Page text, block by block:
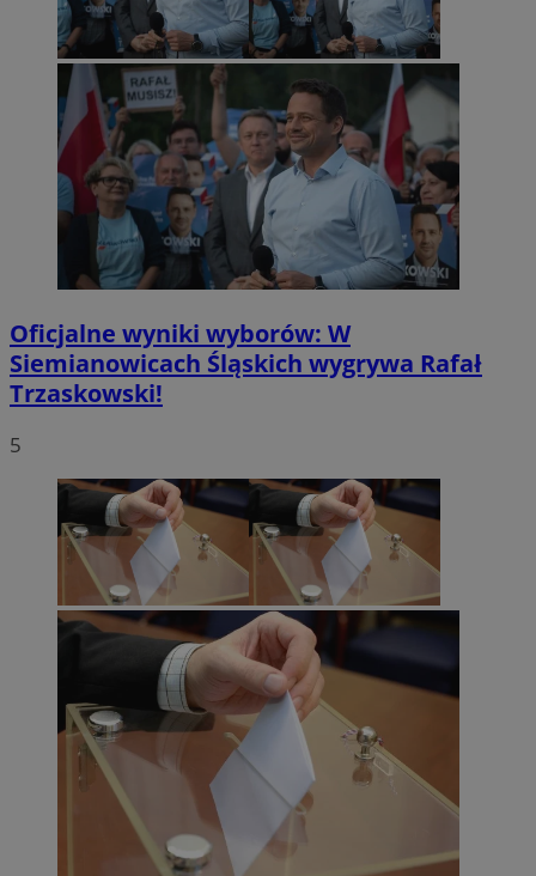
Oficjalne wyniki wyborów: W
Siemianowicach Śląskich wygrywa Rafał
Trzaskowski!
5